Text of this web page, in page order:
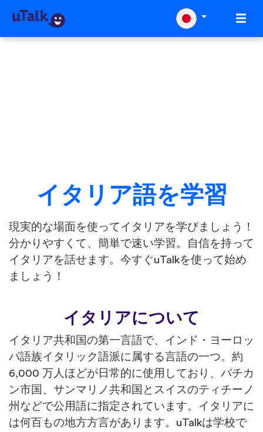
イタリア語を学習
現実的な場面を使ってイタリアを学びましょう！
分かりやすくて、簡単で速い学習。自信を持って
イタリアを話せます。今すぐuTalkを使って始め
ましょう！
イタリアについて
イタリア共和国の第一言語で、インド・ヨーロッ
パ語族イタリック語派に属する言語の一つ。約
6,000 万人ほどが日常的に使用しており、バチカ
ン市国、サンマリノ共和国とスイスのティチーノ
州などで公用語に指定されています。イタリアに
は何百もの地方方言があります。uTalkは学校で